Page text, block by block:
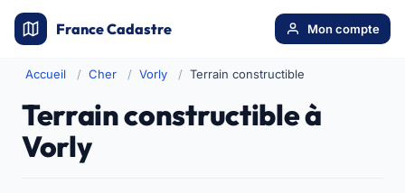
France Cadastre Mon compte
Accueil Cher Vorly Terrain constructible
Terrain constructible à
Vorly